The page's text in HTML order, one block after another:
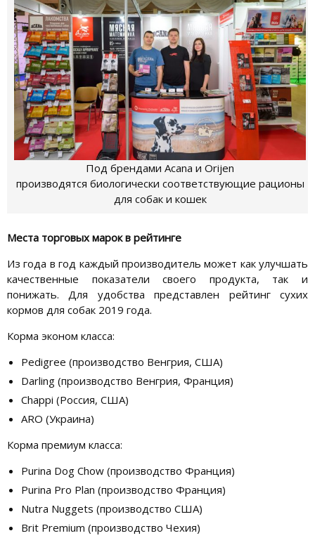
Под брендами Acana и Orijen
производятся биологически соответствующие рационы
для собак и кошек
Места торговых марок в рейтинге
Из года в год каждый производитель может как улучшать
качественные показатели своего продукта, так и
понижать. Для удобства представлен рейтинг сухих
кормов для собак 2019 года.
Корма эконом класса:
Pedigree (производство Венгрия, США)
Darling (производство Венгрия, Франция)
Chappi (Россия, США)
ARO (Украина)
Корма премиум класса:
Purina Dog Chow (производство Франция)
Purina Pro Plan (производство Франция)
Nutra Nuggets (производство США)
Brit Premium (производство Чехия)